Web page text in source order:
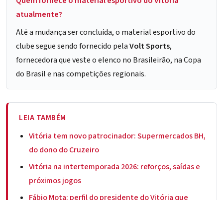
atualmente?
Até a mudança ser concluída, o material esportivo do
clube segue sendo fornecido pelaVolt Sports,
fornecedora que veste o elenco no Brasileirão, na Copa
do Brasil e nas competições regionais.
LEIA TAMBÉM
Vitória tem novo patrocinador: Supermercados BH,
do dono do Cruzeiro
Vitória na intertemporada 2026: reforços, saídas e
próximos jogos
Fábio Mota: perfil do presidente do Vitória que